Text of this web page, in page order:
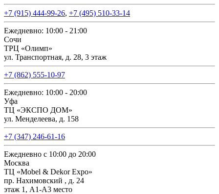
+7 (915) 444-99-26, +7 (495) 510-33-14
Ежедневно: 10:00 - 21:00
Сочи
ТРЦ «Олимп»
ул. Транспортная, д. 28, 3 этаж
+7 (862) 555-10-97
Ежедневно: 10:00 - 20:00
Уфа
ТЦ «ЭКСПО ДОМ»
ул. Менделеева, д. 158
+7 (347) 246-61-16
Ежедневно с 10:00 до 20:00
Москва
ТЦ «Mobel & Dekor Expo»
пр. Нахимовский , д. 24
этаж 1, А1-А3 место